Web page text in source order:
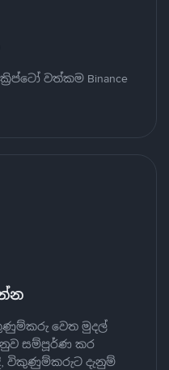
වත්කම Binance
වෙත මුදල්
සම්පූර්ණ කර
විකුණුම්කරුට දැනුම්